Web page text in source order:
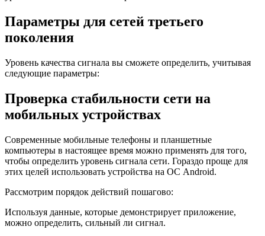
Параметры для сетей третьего
поколения
Уровень качества сигнала вы сможете определить, учитывая
следующие параметры:
Проверка стабильности сети на
мобильных устройствах
Современные мобильные телефоны и планшетные
компьютеры в настоящее время можно применять для того,
чтобы определить уровень сигнала сети. Гораздо проще для
этих целей использовать устройства на ОС Android.
Рассмотрим порядок действий пошагово:
Используя данные, которые демонстрирует приложение,
можно определить, сильный ли сигнал.